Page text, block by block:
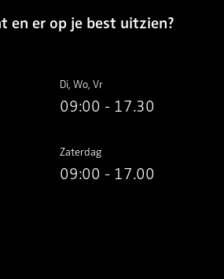
en er op je best uitzien?
Di, Wo, Vr
09:00 - 17.30
Zaterdag
09:00 - 17.00